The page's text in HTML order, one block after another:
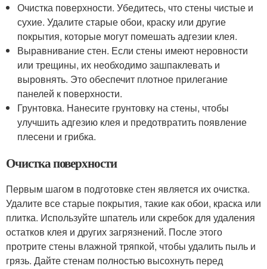
Очистка поверхности. Убедитесь, что стены чистые и
сухие. Удалите старые обои, краску или другие
покрытия, которые могут помешать адгезии клея.
Выравнивание стен. Если стены имеют неровности
или трещины, их необходимо зашпаклевать и
выровнять. Это обеспечит плотное прилегание
панелей к поверхности.
Грунтовка. Нанесите грунтовку на стены, чтобы
улучшить адгезию клея и предотвратить появление
плесени и грибка.
Очистка поверхности
Первым шагом в подготовке стен является их очистка.
Удалите все старые покрытия, такие как обои, краска или
плитка. Используйте шпатель или скребок для удаления
остатков клея и других загрязнений. После этого
протрите стены влажной тряпкой, чтобы удалить пыль и
грязь. Дайте стенам полностью высохнуть перед